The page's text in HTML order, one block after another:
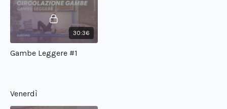
30:36
Gambe Leggere #1
Venerdì